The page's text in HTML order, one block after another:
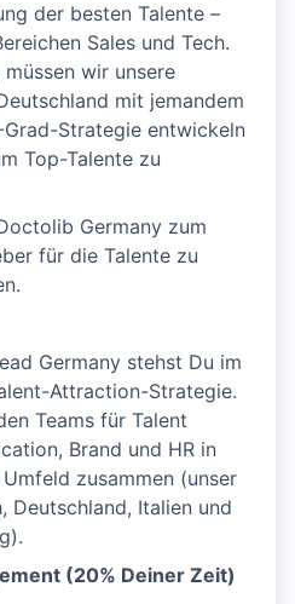
der besten Talente –
Sales und Tech.
wir unsere
mit jemandem
Strategie entwickeln
Top-Talente zu
Germany zum
für die Talente zu
Germany stehst Du im
Attraction-Strategie.
Teams für Talent
Brand und HR in
zusammen (unser
Deutschland, Italien und
(20% Deiner Zeit)